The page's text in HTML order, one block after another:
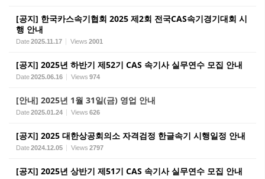
[공지] 한국카스속기협회 2025 제2회 전국CAS속기경기대회 시
행 안내
Date2025.11.17 Views 2001
[공지] 2025년 하반기 제52기 CAS 속기사 실무연수 모집 안내
Date2025.06.16 Views 974
[안내] 2025년 1월 31일(금) 영업 안내
Date2025.01.24 Views 626
[공지] 2025 대한상공회의소 자격검정 한글속기 시행일정 안내
Date2024.12.05 Views 2797
[공지] 2025년 상반기 제51기 CAS 속기사 실무연수 모집 안내